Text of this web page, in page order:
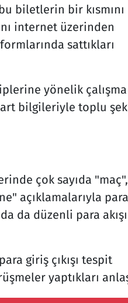
biletlerin bir kısmını
internet üzerinden
sattıkları
yönelik çalışma
bilgileriyle toplu
çok sayıda "maç",
açıklamalarıyla para
da düzenli para
giriş çıkışı tespit
yaptıkları